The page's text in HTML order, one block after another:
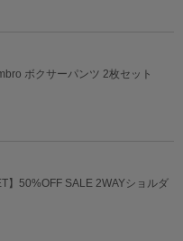
ボクサーパンツ 2枚セット
】50%OFF SALE 2WAYショルダ